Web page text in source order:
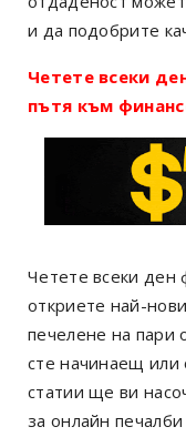
и да подобрите
Четете всеки
пътя към
Четете всеки ден
откриете най-
печелене на пари
сте начинаещ
статии ще ви
за онлайн